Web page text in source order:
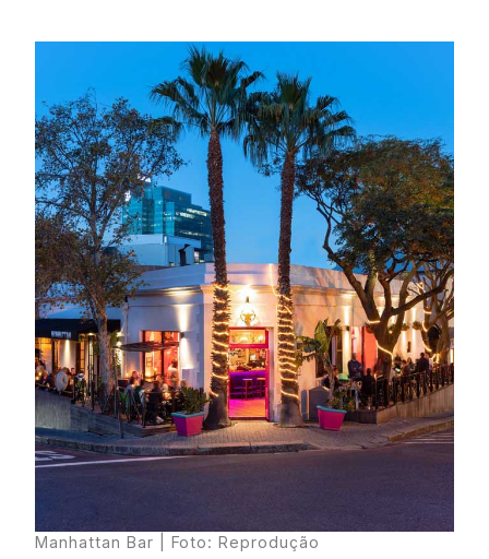
Manhattan Bar | Foto: Reprodução